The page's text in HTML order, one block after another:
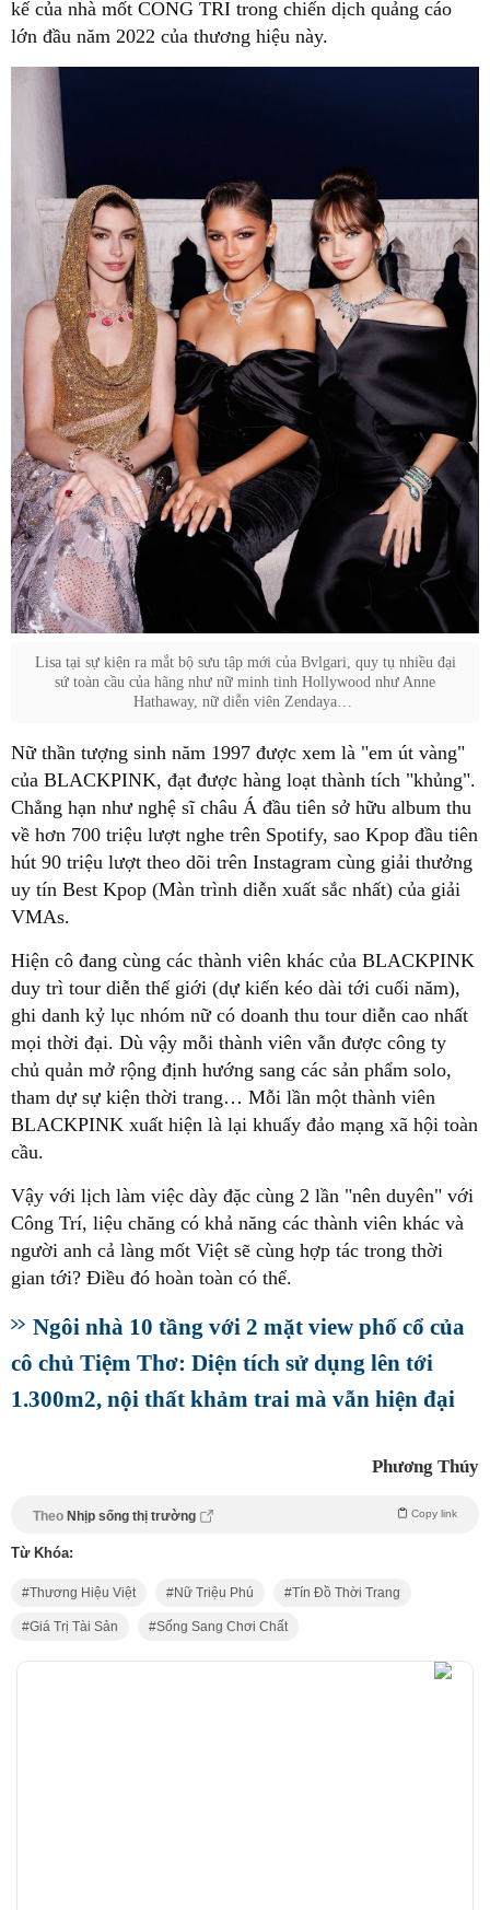
kế của nhà mốt CONG TRI trong chiến dịch quảng cáo
lớn đầu năm 2022 của thương hiệu này.
sứ toàn cầu của hãng như nữ minh tinh Hollywood như Anne
của BLACKPINK, đạt được hàng loạt thành tích "khủng".
Chẳng hạn như nghệ sĩ châu Á đầu tiên sở hữu album thu
về hơn 700 triệu lượt nghe trên Spotify, sao Kpop đầu tiên
hút 90 triệu lượt theo dõi trên Instagram cùng giải thưởng
uy tín Best Kpop (Màn trình diễn xuất sắc nhất) của giải
duy trì tour diễn thế giới (dự kiến kéo dài tới cuối năm),
ghi danh kỷ lục nhóm nữ có doanh thu tour diễn cao nhất
mọi thời đại. Dù vậy mỗi thành viên vẫn được công ty
chủ quản mở rộng định hướng sang các sản phẩm solo,
tham dự sự kiện thời trang… Mỗi lần một thành viên
BLACKPINK xuất hiện là lại khuấy đảo mạng xã hội toàn
Công Trí, liệu chăng có khả năng các thành viên khác và
người anh cả làng mốt Việt sẽ cùng hợp tác trong thời
Ngôi nhà 10 tầng với 2 mặt view phố cổ của
cô chủ Tiệm Thơ: Diện tích sử dụng lên tới
1.300m2, nội thất khảm trai mà vẫn hiện đại
Phương Thúy
Theo Nhịp sống thị trường Copy link
Từ Khóa:
Thương Hiệu Việt Nữ Triệu Phú Tín Đồ Thời Trang
Giá Trị Tài Sản Sống Sang Chơi Chất